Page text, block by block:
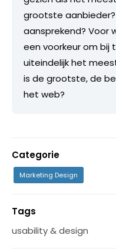
grootste
aansprekend? Voor
een voorkeur om bij
uiteindelijk het
is de grootste, de
het web?
Categorie
Marketing Design
Tags
usability & design